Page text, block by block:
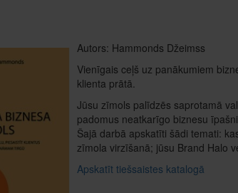
Autors: Hammonds Džeimss
Vienīgais ceļš uz panākumiem
klienta prātā.
Jūsu zīmols palīdzēs saprotamā
padomus neatkarīgo biznesu
Šajā darbā apskatīti šādi temati:
zīmola virzīšanā; jūsu Brand Halo
Apskatīt tiešsaistes katalogā